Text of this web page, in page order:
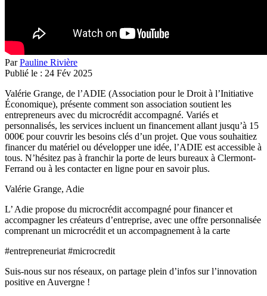
ParPauline Rivière
Publié le : 24 Fév 2025
Valérie Grange, de l’ADIE (Association pour le Droit à l’Initiative
Économique), présente comment son association soutient les
entrepreneurs avec du microcrédit accompagné. Variés et
personnalisés, les services incluent un financement allant jusqu’à 15
000€ pour couvrir les besoins clés d’un projet. Que vous souhaitiez
financer du matériel ou développer une idée, l’ADIE est accessible à
tous. N’hésitez pas à franchir la porte de leurs bureaux à Clermont-
Ferrand ou à les contacter en ligne pour en savoir plus.
Valérie Grange, Adie
L’ Adie propose du microcrédit accompagné pour financer et
accompagner les créateurs d’entreprise, avec une offre personnalisée
comprenant un microcrédit et un accompagnement à la carte
#entrepreneuriat #microcredit
Suis-nous sur nos réseaux, on partage plein d’infos sur l’innovation
positive en Auvergne !